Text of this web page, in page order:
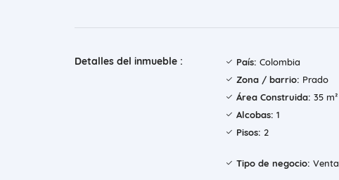
Detalles del inmueble : País: Colombia
Zona / barrio: Prado
Área Construida: 35 m²
Alcobas: 1
Pisos: 2
Tipo de negocio: Venta